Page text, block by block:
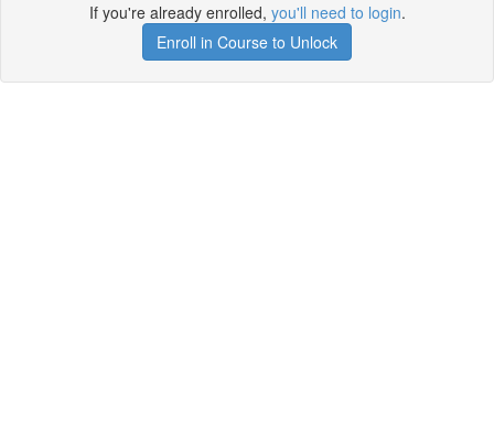
If you're already enrolled, you'll need to login.
Enroll in Course to Unlock